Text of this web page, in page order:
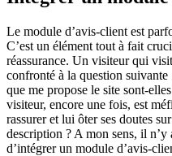
Le module d’avis-client est
C’est un élément tout à fait
réassurance. Un visiteur qui
confronté à la question
que me propose le site sont-
visiteur, encore une fois, est
rassurer et lui ôter ses doutes
description ? A mon sens, il
d’intégrer un module d’avis-